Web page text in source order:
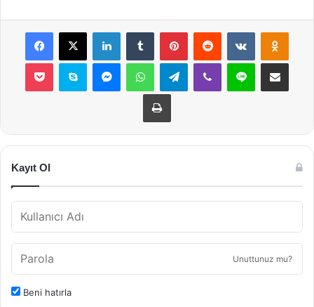
Facebook
X LinkedInTumblr PinterestReddit VKontakte
Pocket Skype MessengerWhatsAppTelegramViber Line E-Posta ile
Yazdır
Kayıt Ol
Unuttunuz mu?
Beni hatırla